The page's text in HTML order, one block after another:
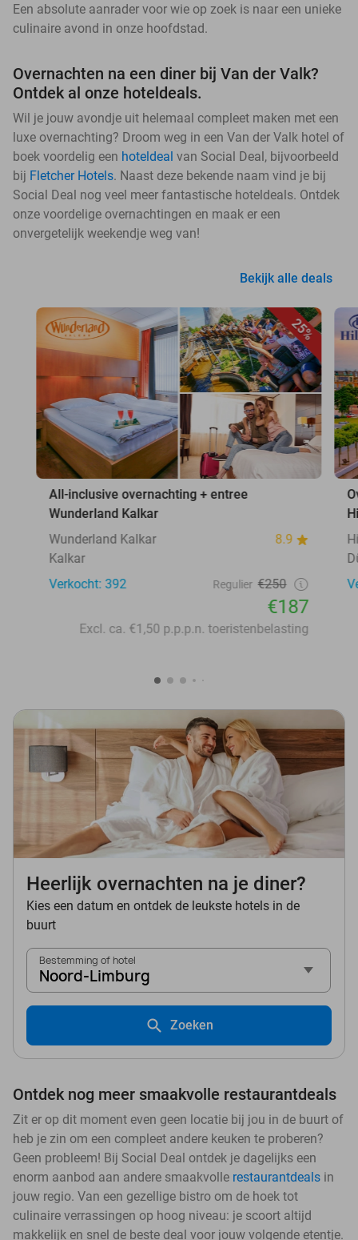
Een absolute aanrader voor wie op zoek is naar een unieke
culinaire avond in onze hoofdstad.
Overnachten na een diner bij Van der Valk?
Ontdek al onze hoteldeals.
Wil je jouw avondje uit helemaal compleet maken met een
luxe overnachting? Droom weg in een Van der Valk hotel of
boek voordelig een hoteldeal van Social Deal, bijvoorbeeld
bij Fletcher Hotels. Naast deze bekende naam vind je bij
Social Deal nog veel meer fantastische hoteldeals. Ontdek
onze voordelige overnachtingen en maak er een
onvergetelijk weekendje weg van!
Bekijk alle deals
25%
All-inclusive overnachting + entree
Wunderland Kalkar
Wunderland Kalkar
8.9
Kalkar
Verkocht: 392
Regulier €250
€187
Excl. ca. €1,50 p.p.p.n. toeristenbelasting
Heerlijk overnachten na je diner?
Kies een datum en ontdek de leukste hotels in de
buurt
Bestemming of hotel
Noord-Limburg
Zoeken
Ontdek nog meer smaakvolle restaurantdeals
Zit er op dit moment even geen locatie bij jou in de buurt of
heb je zin om een compleet andere keuken te proberen?
Geen probleem! Bij Social Deal ontdek je dagelijks een
enorm aanbod aan andere smaakvolle restaurantdeals in
jouw regio. Van een gezellige bistro om de hoek tot
culinaire verrassingen op hoog niveau: je scoort altijd
makkelijk en snel de beste deal voor jouw volgende etentje.